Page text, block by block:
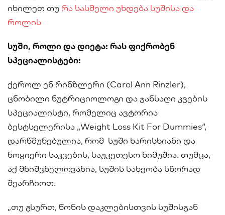
იხილეთ თუ რა სასმელი უხდება სუშისა და
როლის
სუში, როლი და დიეტა: რას ფიქრობენ
სპეციალისტები:
ქეროლ ენ რინზლერი (Carol Ann Rinzler),
ცნობილი ნუტრიციოლოგი და ჯანსაღი კვების
სპეციალისტი, რომელიც ავტორია
ბესტსელერისა „Weight Loss Kit For Dummies“,
დარწმუნებულია, რომ სუში ხარისხიანი და
ნოყიერი საკვების, საუკეთესო ნიმუშია. თუმცა,
აქ მნიშვნელოვანია, სუშის სახეობა სწორად
შეარჩიოთ.
„თუ გსურთ, წონის დაკლებისთვის სუშისგან